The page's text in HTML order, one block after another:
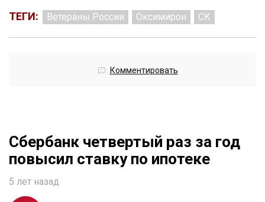
ТЕГИ: Ветераны России Оксимирон СК
Комментировать
Сбербанк четвертый раз за год
повысил ставку по ипотеке
5 лет назад